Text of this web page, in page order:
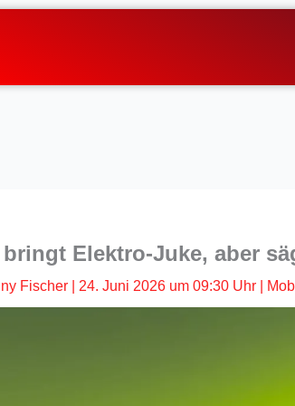
Elektro-Juke, aber
Fischer 24. Juni 2026 um 09:30 Uhr|